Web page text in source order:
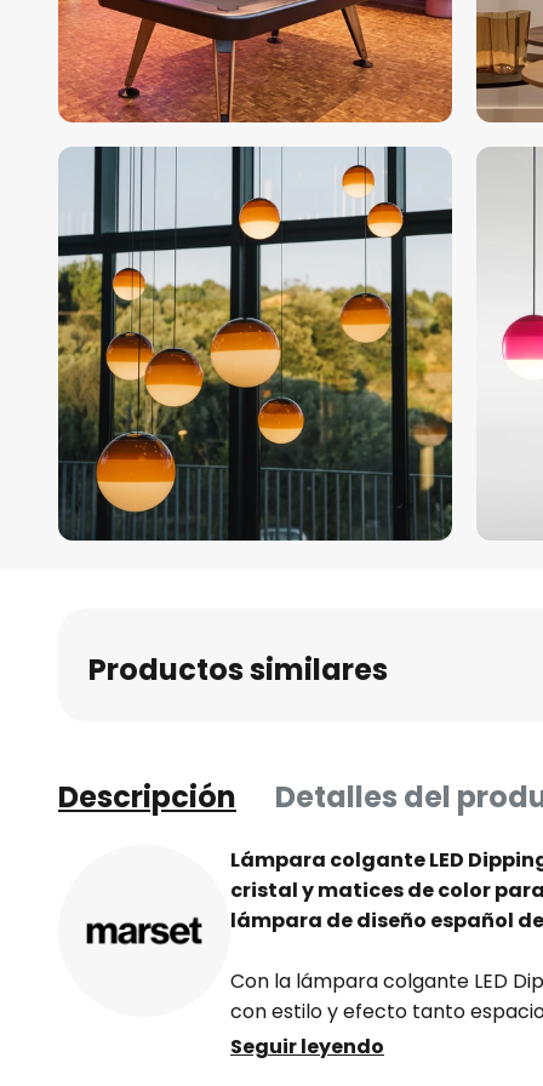
Productos similares
Descripción Detalles del
Lámpara colgante LED
cristal y matices de color
lámpara de diseño español
Con la lámpara colgante LED
con estilo y efecto tanto
atemporales. La pantalla de la
Seguir leyendo